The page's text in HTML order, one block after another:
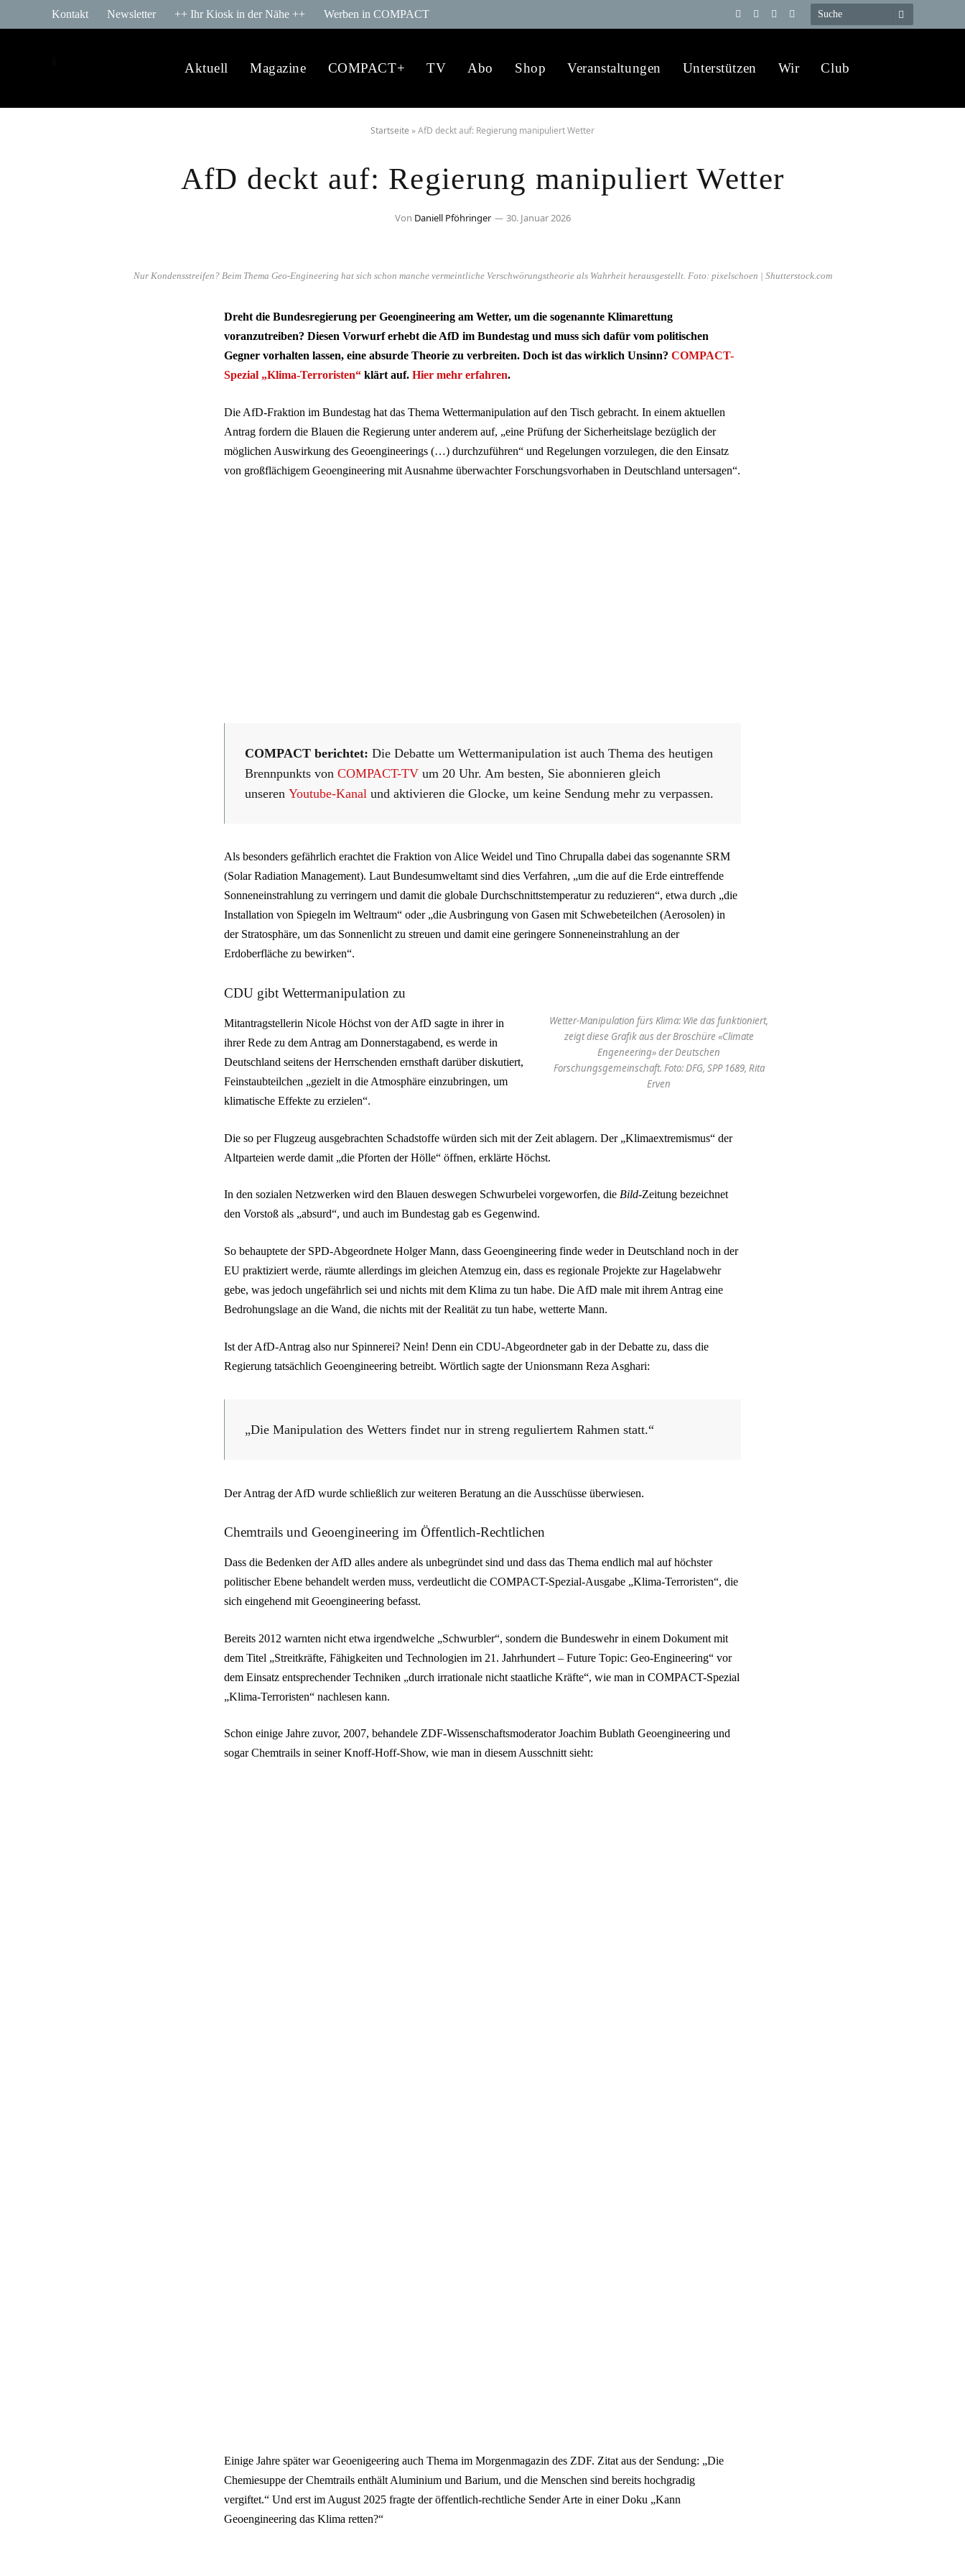
Kontakt Newsletter ++ Ihr Kiosk in der Nähe ++ Werben in COMPACT
Telegram
YouTube
X
WhatsApp
Aktuell Magazine COMPACT+ TV Abo Shop Veranstaltungen Unterstützen Wir Club
Startseite »AfD deckt auf: Regierung manipuliert Wetter
AfD deckt auf: Regierung manipuliert Wetter
Von Daniell Pföhringer 30. Januar 2026
Nur Kondensstreifen? Beim Thema Geo-Engineering hat sich schon manche vermeintliche Verschwörungstheorie als Wahrheit herausgestellt. Foto: pixelschoen | Shutterstock.com
Dreht die Bundesregierung per Geoengineering am Wetter, um die sogenannte Klimarettung
voranzutreiben? Diesen Vorwurf erhebt die AfD im Bundestag und muss sich dafür vom politischen
Gegner vorhalten lassen, eine absurde Theorie zu verbreiten. Doch ist das wirklich Unsinn? COMPACT-
Spezial „Klima-Terroristen“ klärt auf. Hier mehr erfahren.
Die AfD-Fraktion im Bundestag hat das Thema Wettermanipulation auf den Tisch gebracht. In einem aktuellen
Antrag fordern die Blauen die Regierung unter anderem auf, „eine Prüfung der Sicherheitslage bezüglich der
möglichen Auswirkung des Geoengineerings (…) durchzuführen“ und Regelungen vorzulegen, die den Einsatz
von großflächigem Geoengineering mit Ausnahme überwachter Forschungsvorhaben in Deutschland untersagen“.
COMPACT berichtet: Die Debatte um Wettermanipulation ist auch Thema des heutigen
Brennpunkts von COMPACT-TV um 20 Uhr. Am besten, Sie abonnieren gleich
unseren Youtube-Kanal und aktivieren die Glocke, um keine Sendung mehr zu verpassen.
Als besonders gefährlich erachtet die Fraktion von Alice Weidel und Tino Chrupalla dabei das sogenannte SRM
(Solar Radiation Management). Laut Bundesumweltamt sind dies Verfahren, „um die auf die Erde eintreffende
Sonneneinstrahlung zu verringern und damit die globale Durchschnittstemperatur zu reduzieren“, etwa durch „die
Installation von Spiegeln im Weltraum“ oder „die Ausbringung von Gasen mit Schwebeteilchen (Aerosolen) in
der Stratosphäre, um das Sonnenlicht zu streuen und damit eine geringere Sonneneinstrahlung an der
Erdoberfläche zu bewirken“.
Wetter-Manipulation fürs Klima: Wie das funktioniert,
zeigt diese Grafik aus der Broschüre «Climate
Engeneering» der Deutschen
Forschungsgemeinschaft. Foto: DFG, SPP 1689, Rita
Erven
CDU gibt Wettermanipulation zu
Mitantragstellerin Nicole Höchst von der AfD sagte in ihrer in
ihrer Rede zu dem Antrag am Donnerstagabend, es werde in
Deutschland seitens der Herrschenden ernsthaft darüber diskutiert,
Feinstaubteilchen „gezielt in die Atmosphäre einzubringen, um
klimatische Effekte zu erzielen“.
Die so per Flugzeug ausgebrachten Schadstoffe würden sich mit der Zeit ablagern. Der „Klimaextremismus“ der
Altparteien werde damit „die Pforten der Hölle“ öffnen, erklärte Höchst.
In den sozialen Netzwerken wird den Blauen deswegen Schwurbelei vorgeworfen, die Bild-Zeitung bezeichnet
den Vorstoß als „absurd“, und auch im Bundestag gab es Gegenwind.
So behauptete der SPD-Abgeordnete Holger Mann, dass Geoengineering finde weder in Deutschland noch in der
EU praktiziert werde, räumte allerdings im gleichen Atemzug ein, dass es regionale Projekte zur Hagelabwehr
gebe, was jedoch ungefährlich sei und nichts mit dem Klima zu tun habe. Die AfD male mit ihrem Antrag eine
Bedrohungslage an die Wand, die nichts mit der Realität zu tun habe, wetterte Mann.
Ist der AfD-Antrag also nur Spinnerei? Nein! Denn ein CDU-Abgeordneter gab in der Debatte zu, dass die
Regierung tatsächlich Geoengineering betreibt. Wörtlich sagte der Unionsmann Reza Asghari:
„Die Manipulation des Wetters findet nur in streng reguliertem Rahmen statt.“
Der Antrag der AfD wurde schließlich zur weiteren Beratung an die Ausschüsse überwiesen.
Chemtrails und Geoengineering im Öffentlich-Rechtlichen
Dass die Bedenken der AfD alles andere als unbegründet sind und dass das Thema endlich mal auf höchster
politischer Ebene behandelt werden muss, verdeutlicht die COMPACT-Spezial-Ausgabe „Klima-Terroristen“, die
sich eingehend mit Geoengineering befasst.
Bereits 2012 warnten nicht etwa irgendwelche „Schwurbler“, sondern die Bundeswehr in einem Dokument mit
dem Titel „Streitkräfte, Fähigkeiten und Technologien im 21. Jahrhundert – Future Topic: Geo-Engineering“ vor
dem Einsatz entsprechender Techniken „durch irrationale nicht staatliche Kräfte“, wie man in COMPACT-Spezial
„Klima-Terroristen“ nachlesen kann.
Schon einige Jahre zuvor, 2007, behandele ZDF-Wissenschaftsmoderator Joachim Bublath Geoengineering und
sogar Chemtrails in seiner Knoff-Hoff-Show, wie man in diesem Ausschnitt sieht:
Einige Jahre später war Geoenigeering auch Thema im Morgenmagazin des ZDF. Zitat aus der Sendung: „Die
Chemiesuppe der Chemtrails enthält Aluminium und Barium, und die Menschen sind bereits hochgradig
vergiftet.“ Und erst im August 2025 fragte der öffentlich-rechtliche Sender Arte in einer Doku „Kann
Geoengineering das Klima retten?“